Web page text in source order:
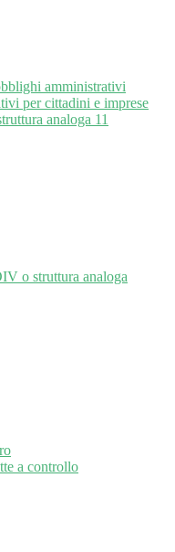
amministrativi
per cittadini e imprese
analoga 11
o struttura analoga
a controllo